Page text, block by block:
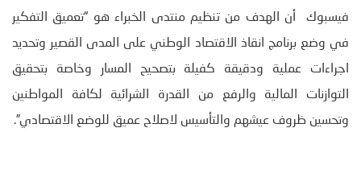
فيسبوك أن الهدف من تنظيم منتدى الخبراء هو “تعميق التفكير
في وضع برنامج انقاذ الاقتصاد الوطني على المدى القصير وتحديد
اجراءات عملية ودقيقة كفيلة بتصحيح المسار وخاصة بتحقيق
التوازنات المالية والرفع من القدرة الشرائية لكافة المواطنين
وتحسين ظروف عيشهم والتأسيس لاصلاح عميق للوضع الاقتصادي”.